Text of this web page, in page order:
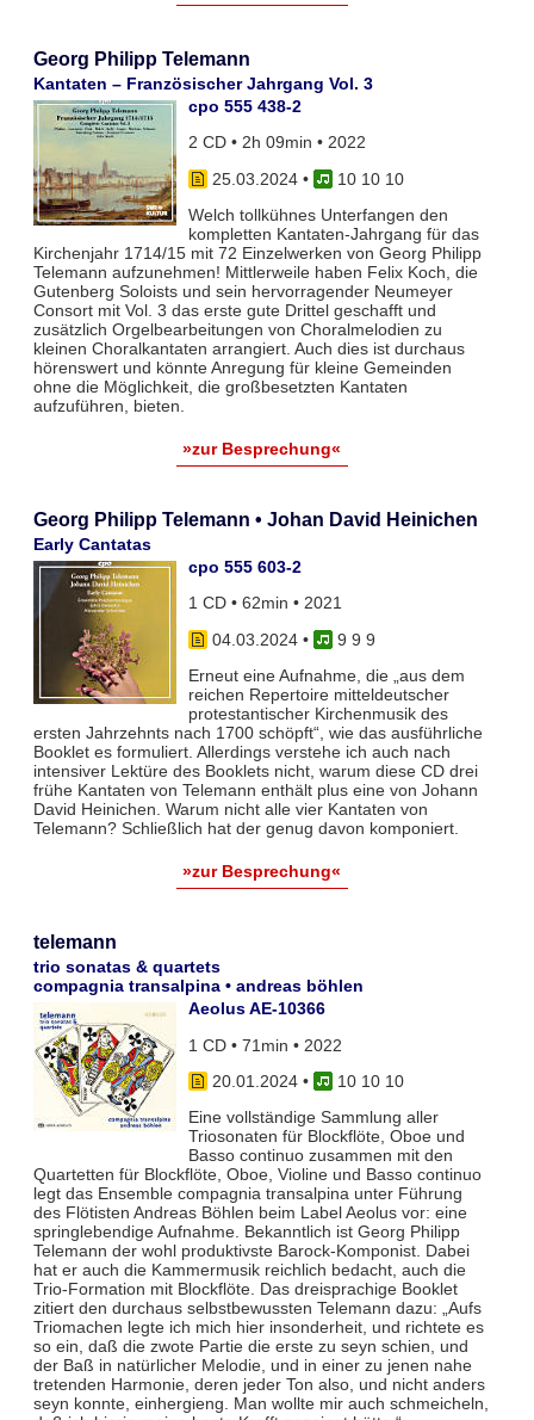
Georg Philipp Telemann
Kantaten – Französischer Jahrgang Vol. 3
cpo 555 438-2
2 CD • 2h 09min • 2022
25.03.2024•
10 10 10
Welch tollkühnes Unterfangen den
kompletten Kantaten-Jahrgang für das
Kirchenjahr 1714/15 mit 72 Einzelwerken von Georg Philipp
Telemann aufzunehmen! Mittlerweile haben Felix Koch, die
Gutenberg Soloists und sein hervorragender Neumeyer
Consort mit Vol. 3 das erste gute Drittel geschafft und
zusätzlich Orgelbearbeitungen von Choralmelodien zu
kleinen Choralkantaten arrangiert. Auch dies ist durchaus
hörenswert und könnte Anregung für kleine Gemeinden
ohne die Möglichkeit, die großbesetzten Kantaten
aufzuführen, bieten.
»zur Besprechung«
Georg Philipp Telemann • Johan David Heinichen
Early Cantatas
cpo 555 603-2
1 CD • 62min • 2021
04.03.2024•
9 9 9
Erneut eine Aufnahme, die „aus dem
reichen Repertoire mitteldeutscher
protestantischer Kirchenmusik des
ersten Jahrzehnts nach 1700 schöpft“, wie das ausführliche
Booklet es formuliert. Allerdings verstehe ich auch nach
intensiver Lektüre des Booklets nicht, warum diese CD drei
frühe Kantaten von Telemann enthält plus eine von Johann
David Heinichen. Warum nicht alle vier Kantaten von
Telemann? Schließlich hat der genug davon komponiert.
»zur Besprechung«
telemann
trio sonatas & quartets
compagnia transalpina • andreas böhlen
Aeolus AE-10366
1 CD • 71min • 2022
20.01.2024•
10 10 10
Eine vollständige Sammlung aller
Triosonaten für Blockflöte, Oboe und
Basso continuo zusammen mit den
Quartetten für Blockflöte, Oboe, Violine und Basso continuo
legt das Ensemble compagnia transalpina unter Führung
des Flötisten Andreas Böhlen beim Label Aeolus vor: eine
springlebendige Aufnahme. Bekanntlich ist Georg Philipp
Telemann der wohl produktivste Barock-Komponist. Dabei
hat er auch die Kammermusik reichlich bedacht, auch die
Trio-Formation mit Blockflöte. Das dreisprachige Booklet
zitiert den durchaus selbstbewussten Telemann dazu: „Aufs
Triomachen legte ich mich hier insonderheit, und richtete es
so ein, daß die zwote Partie die erste zu seyn schien, und
der Baß in natürlicher Melodie, und in einer zu jenen nahe
tretenden Harmonie, deren jeder Ton also, und nicht anders
seyn konnte, einhergieng. Man wollte mir auch schmeicheln,